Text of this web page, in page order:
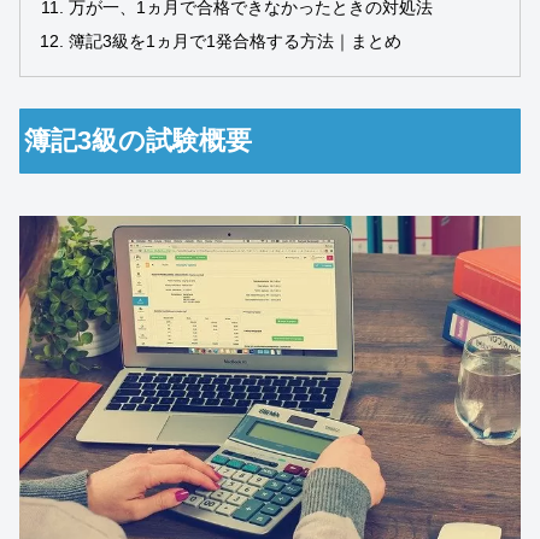
万が一、1ヵ月で合格できなかったときの対処法
簿記3級を1ヵ月で1発合格する方法｜まとめ
簿記3級の試験概要